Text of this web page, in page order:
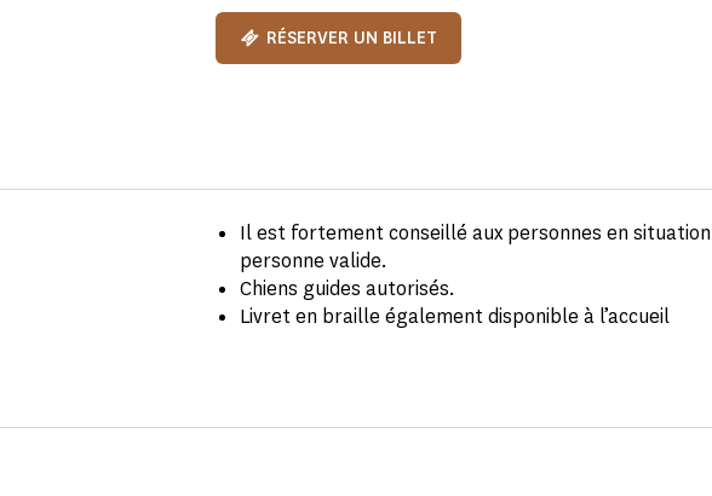
RÉSERVER UN BILLET
Il est fortement conseillé aux personnes en
personne valide.
Chiens guides autorisés.
Livret en braille également disponible à l’accueil